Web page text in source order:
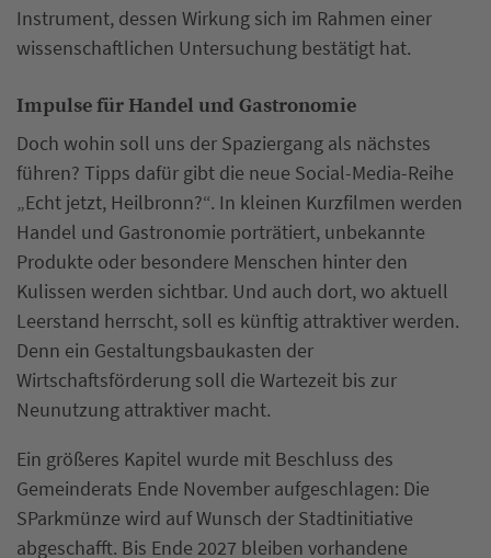
Instrument, dessen Wirkung sich im Rahmen einer
wissenschaftlichen Untersuchung bestätigt hat.
Impulse für Handel und Gastronomie
Doch wohin soll uns der Spaziergang als nächstes
führen? Tipps dafür gibt die neue Social-Media-Reihe
„Echt jetzt, Heilbronn?“. In kleinen Kurzfilmen werden
Handel und Gastronomie porträtiert, unbekannte
Produkte oder besondere Menschen hinter den
Kulissen werden sichtbar. Und auch dort, wo aktuell
Leerstand herrscht, soll es künftig attraktiver werden.
Denn ein Gestaltungsbaukasten der
Wirtschaftsförderung soll die Wartezeit bis zur
Neunutzung attraktiver macht.
Ein größeres Kapitel wurde mit Beschluss des
Gemeinderats Ende November aufgeschlagen: Die
SParkmünze wird auf Wunsch der Stadtinitiative
abgeschafft. Bis Ende 2027 bleiben vorhandene